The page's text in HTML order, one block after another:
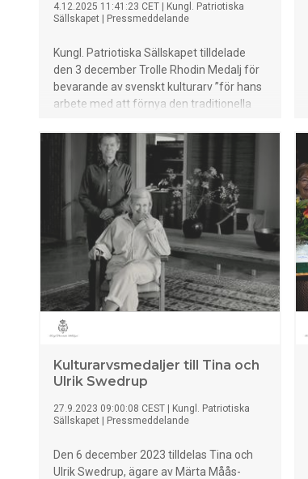
4.12.2025 11:41:23 CET
Kungl. Patriotiska
Sällskapet
Pressmeddelande
Kungl. Patriotiska Sällskapet tilldelade
den 3 december Trolle Rhodin Medalj för
bevarande av svenskt kulturarv ”för hans
arbete med att förnya den traditionella
Kulturarvsmedaljer till Tina och
Ulrik Swedrup
27.9.2023 09:00:08 CEST
Kungl. Patriotiska
Sällskapet
Pressmeddelande
Den 6 december 2023 tilldelas Tina och
Ulrik Swedrup, ägare av Märta Måås-